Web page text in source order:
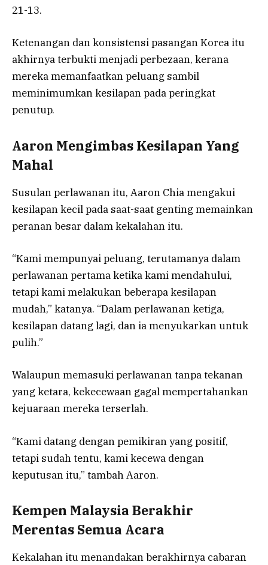
21-13.
Ketenangan dan konsistensi pasangan Korea itu
akhirnya terbukti menjadi perbezaan, kerana
mereka memanfaatkan peluang sambil
meminimumkan kesilapan pada peringkat
penutup.
Aaron Mengimbas Kesilapan Yang
Mahal
Susulan perlawanan itu, Aaron Chia mengakui
kesilapan kecil pada saat-saat genting memainkan
peranan besar dalam kekalahan itu.
“Kami mempunyai peluang, terutamanya dalam
perlawanan pertama ketika kami mendahului,
tetapi kami melakukan beberapa kesilapan
mudah,” katanya. “Dalam perlawanan ketiga,
kesilapan datang lagi, dan ia menyukarkan untuk
pulih.”
Walaupun memasuki perlawanan tanpa tekanan
yang ketara, kekecewaan gagal mempertahankan
kejuaraan mereka terserlah.
“Kami datang dengan pemikiran yang positif,
tetapi sudah tentu, kami kecewa dengan
keputusan itu,” tambah Aaron.
Kempen Malaysia Berakhir
Merentas Semua Acara
Kekalahan itu menandakan berakhirnya cabaran